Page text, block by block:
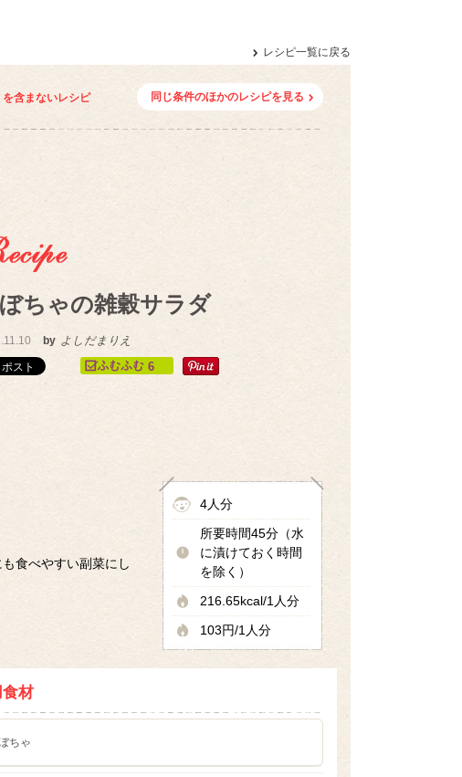
レシピ一覧に戻る
を含まないレシピ 同じ条件のほかのレシピを見る
ちゃの雑穀サラダ
by よしだまりえ
6
食べやすい副菜にし
4人分
所要時間45分（水
に漬けておく時間
を除く）
216.65kcal/1人分
103円/1人分
材
ちゃ